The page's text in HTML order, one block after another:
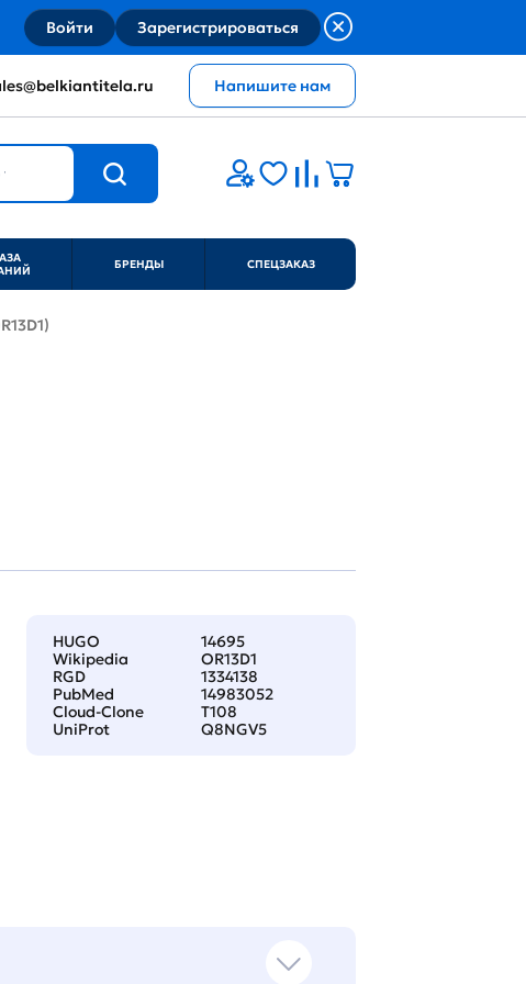
Войти Зарегистрироваться
Напишите нам
БРЕНДЫ СПЕЦЗАКАЗ
HUGO
14695
Wikipedia
OR13D1
RGD
1334138
PubMed
14983052
Cloud-Clone
T108
UniProt
Q8NGV5